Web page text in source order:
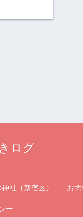
ログ
社（新宿区） お
ー